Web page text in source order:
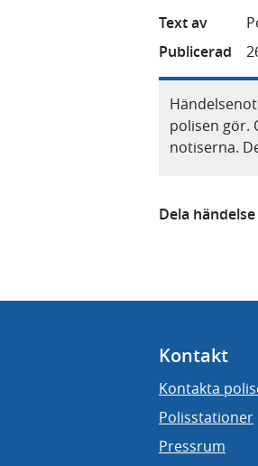
Text av
Publicerad
polisen gör.
notiserna.
Dela händelse
Kontakt
Kontakta
Polisstationer
Pressrum